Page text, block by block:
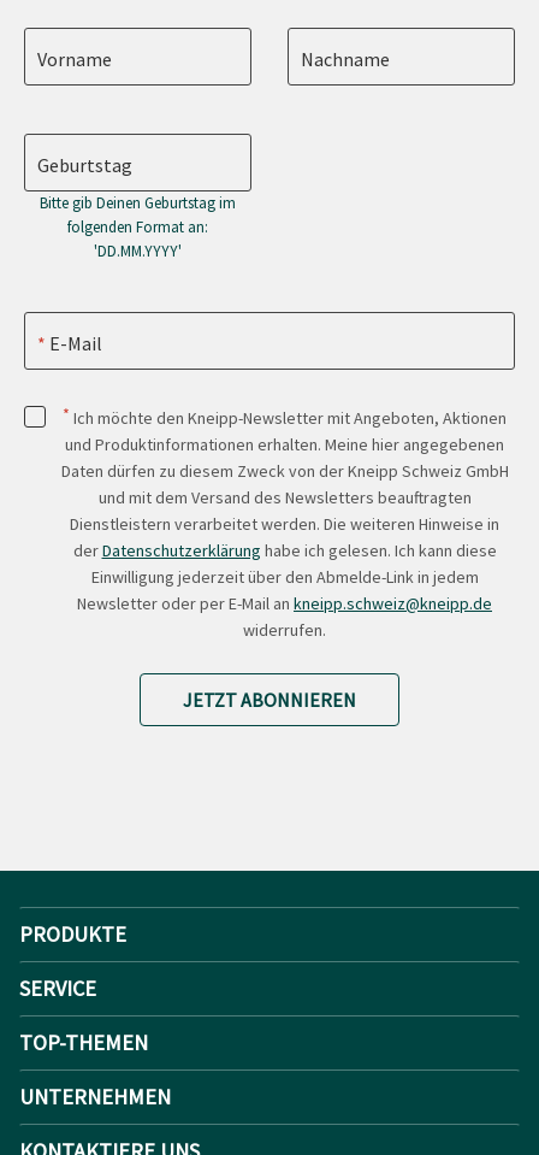
Vorname Nachname
Geburtstag
Bitte gib Deinen Geburtstag im
folgenden Format an:
'DD.MM.YYYY'
E-Mail
* Ich möchte den Kneipp-Newsletter mit Angeboten, Aktionen
und Produktinformationen erhalten. Meine hier angegebenen
Daten dürfen zu diesem Zweck von der Kneipp Schweiz GmbH
und mit dem Versand des Newsletters beauftragten
Dienstleistern verarbeitet werden. Die weiteren Hinweise in
derDatenschutzerklärung habe ich gelesen. Ich kann diese
Einwilligung jederzeit über den Abmelde-Link in jedem
Newsletter oder per E-Mail an kneipp.schweiz@kneipp.de
widerrufen.
JETZT ABONNIEREN
PRODUKTE
SERVICE
TOP-THEMEN
UNTERNEHMEN